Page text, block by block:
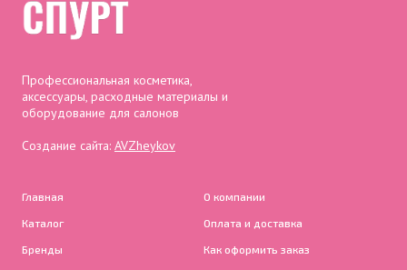
Профессиональная косметика,
аксессуары, расходные материалы и
оборудование для салонов
Создание сайта: AVZheykov
Главная
Каталог
Бренды
О компании
Оплата и доставка
Как оформить заказ